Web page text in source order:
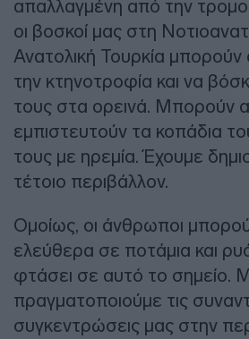
απαλλαγμένη από την
οι βοσκοί μας στη
Ανατολική Τουρκία
την κτηνοτροφία και να
τους στα ορεινά. Μπορούν
εμπιστευτούν τα κοπάδια
τους με ηρεμία. Έχουμε
τέτοιο περιβάλλον.
Ομοίως, οι άνθρωποι
ελεύθερα σε ποτάμια και
φτάσει σε αυτό το σημείο.
πραγματοποιούμε τις
συγκεντρώσεις μας στην